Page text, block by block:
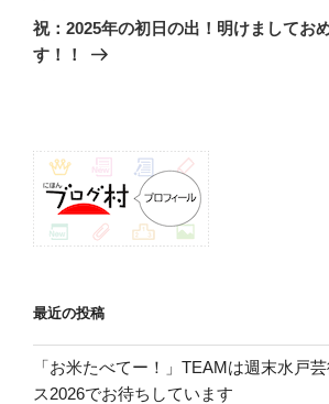
ー
シ
の
投
祝：2025年の初日の出！明けましてお
す！！
最近の投稿
「お米たべてー！」TEAMは週末水戸
ス2026でお待ちしています